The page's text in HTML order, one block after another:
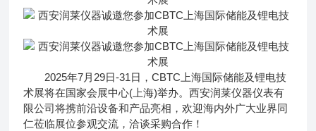
2025年7月29日-31日，CBTC上海国际储能及锂电技
术展将在国家会展中心(上海)举办。西安润莱仪器仪表有
限公司将携前沿设备和产品亮相，欢迎海内外广大业界同
仁莅临展位参观交流，洽谈采购合作！